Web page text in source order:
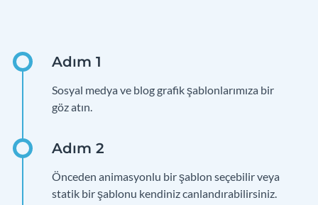
Sosyal medya ve blog grafik şablonlarımıza bir
göz atın.
Önceden animasyonlu bir şablon seçebilir veya
statik bir şablonu kendiniz canlandırabilirsiniz.